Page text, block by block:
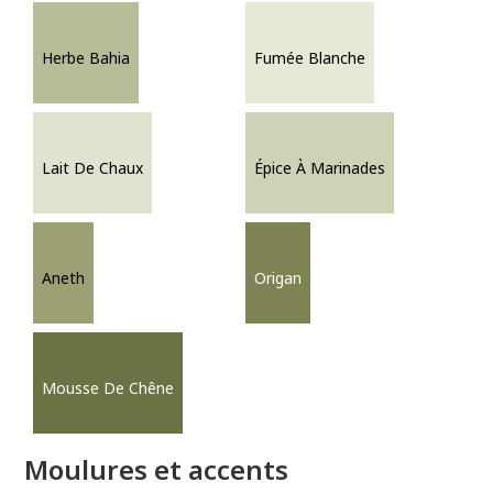
Herbe Bahia Fumée Blanche
Lait De Chaux Épice À Marinades
Aneth Origan
Mousse De Chêne
Moulures et accents